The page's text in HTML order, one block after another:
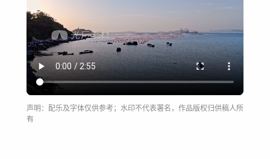
声明：配乐及字体仅供参考；水印不代表署名，作品版权归供稿人所
有